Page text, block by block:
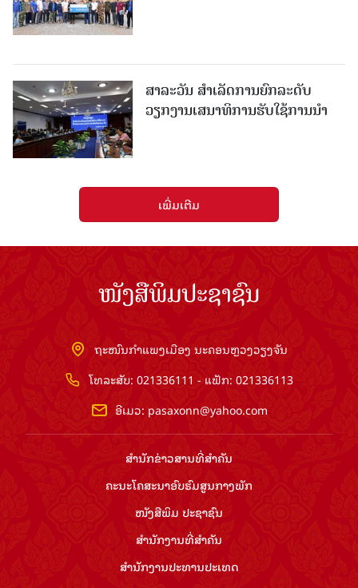
ສາລະວັນ ສໍາເລັດການຍົກລະດັບ
ວຽກງານເສນາທິການຮັບໃຊ້ການນໍາ
ເພີ່ມເຕີມ
ໜັງສືພິມປະຊາຊົນ
ຖະໜົນກຳແພງເມືອງ ນະຄອນຫຼວງວຽງຈັນ
ໂທລະສັບ: 021336111 - ແຟັກ: 021336113
ອີເມວ: pasaxonn@yahoo.com
ສຳ​ນັກ​ຂ່າວ​ສານ​ທີ່​ສຳ​ຄັນ​
ຄະນະໂຄສະນາອົບຮົມ​ສູນ​ກາງ​ພັກ
ໜັງສືພິມ ປະ​ຊາ​ຊົນ
ສຳ​ນັກ​ງານ​ທີ່​ສຳ​ຄັນ
ສຳ​ນັກ​ງານ​ປະ​ທານ​ປະ​ເທດ